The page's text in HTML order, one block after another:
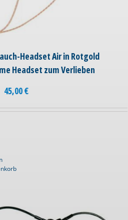
Headset Air in Rotgold
Headset zum Verlieben
45,00€